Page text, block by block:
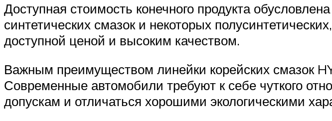
Доступная стоимость конечного продукта
синтетических смазок и некоторых
доступной ценой и высоким качеством.
Важным преимуществом линейки корейских смазок
Современные автомобили требуют к себе чуткого
допускам и отличаться хорошими экологическими